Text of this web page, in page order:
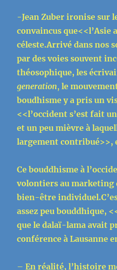
-Jean Zuber ironise sur
convaincus que<<l’Asie
céleste.Arrivé dans nos
par des voies souvent
théosophique, les
generation, le
boudhisme y a pris un
<<l’occident s’est fait
et un peu mièvre à
largement contribué>>,
Cebouddhisme à
volontiers au marketing
bien-être
assez peu bouddhique,
que le dalaï-lama avait
conférence à Lausanne
–En réalité, l’histoire